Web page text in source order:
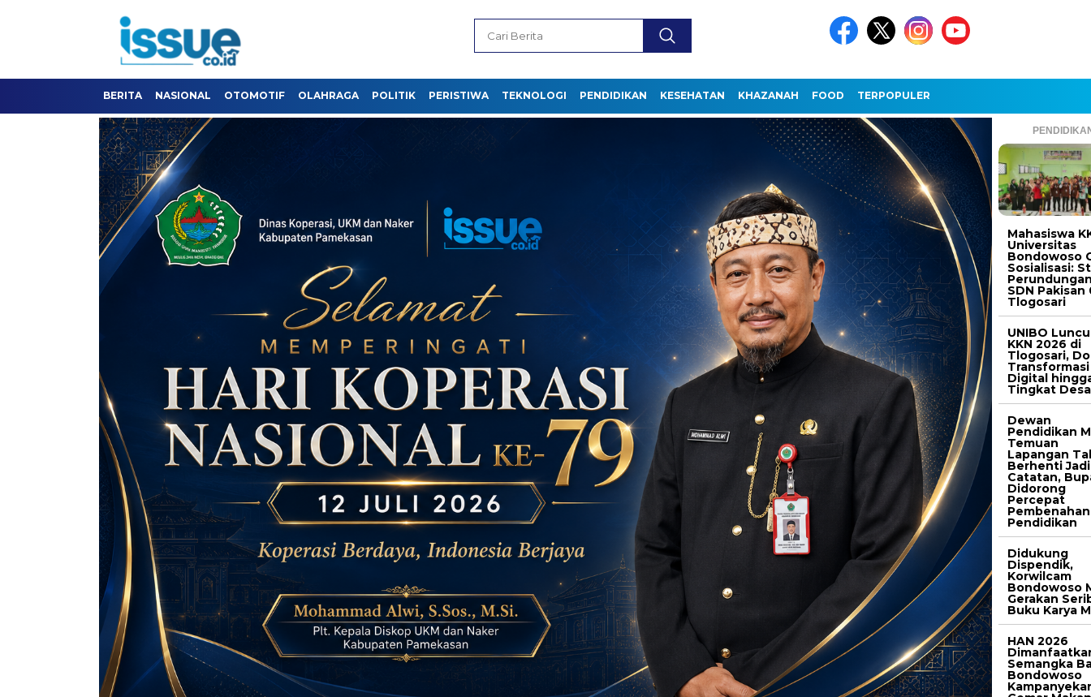
BERITA NASIONAL OTOMOTIF OLAHRAGA POLITIK PERISTIWA TEKNOLOGI PENDIDIKAN KESEHATAN KHAZANAH FOOD TERPOPULER
Mahasiswa
Universitas
Bondowoso
Sosialisasi:
SDN Pakisan
Tlogosari
UNIBO
KKN 2026 di
Tlogosari,
Transformasi
Digital
Tingkat Desa
Dewan
Pendidikan
Temuan
Lapangan
Berhenti Jadi
Catatan,
Didorong
Percepat
Pembenahan
Pendidikan
Didukung
Dispendik,
Korwilcam
Bondowoso
Gerakan
Buku Karya
HAN 2026
Semangka
Bondowoso